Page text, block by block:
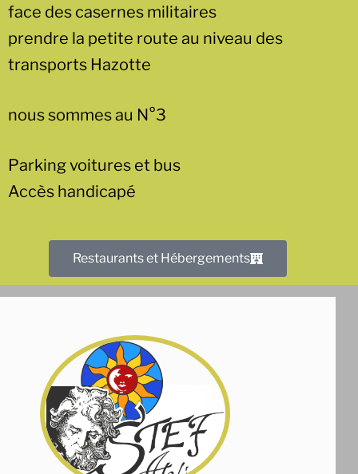
face des casernes militaires
prendre la petite route au niveau des
transports Hazotte
nous sommes au N°3
Parking voitures et bus
Accès handicapé
Restaurants et Hébergements